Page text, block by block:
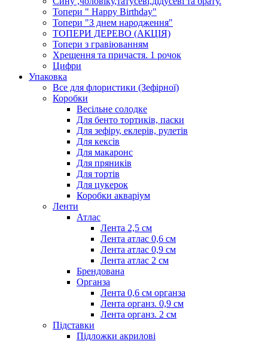
Топери " Happy Birthday"
Топери "З днем народження"
ТОПЕРИ ДЕРЕВО (АКЦІЯ)
Топери з гравіюванням
Хрещення та причастя. 1 рочок
Цифри
Упаковка
Все для флористики (Зефірної)
Коробки
Весільне солодке
Для бенто тортиків, паски
Для зефіру, еклерів, рулетів
Для кексів
Для макаронс
Для пряників
Для тортів
Для цукерок
Коробки акваріум
Ленти
Атлас
Лента 2,5 см
Лента атлас 0,6 см
Лента атлас 0,9 см
Лента атлас 2 см
Брендована
Органза
Лента 0,6 см органза
Лента органз. 0,9 см
Лента органз. 2 см
Підставки
Підложки акрилові